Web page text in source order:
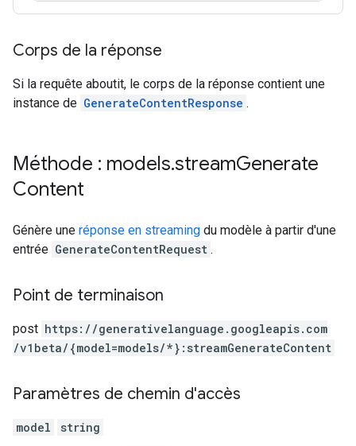
Corps de la réponse
Si la requête aboutit, le corps de la réponse contient une
instance de GenerateContentResponse .
Méthode : models.streamGenerate
Content
Génère une réponse en streaming du modèle à partir d'une
entrée GenerateContentRequest .
Point de terminaison
post https: / /generativelanguage.googleapis.com
/v1beta/{model=models/*}:streamGenerateContent
Paramètres de chemin d'accès
model string